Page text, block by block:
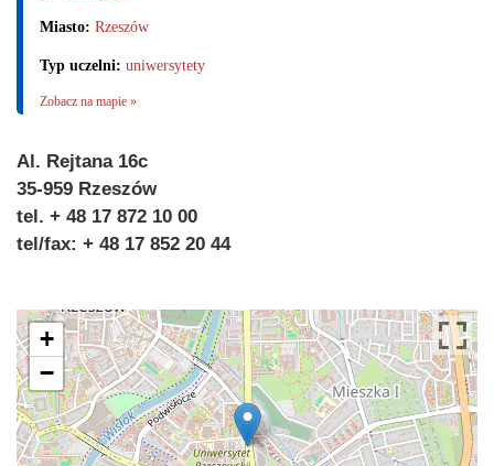
Miasto: Rzeszów
Typ uczelni: uniwersytety
Zobacz na mapie »
Al. Rejtana 16c
35-959 Rzeszów
tel. + 48 17 872 10 00
tel/fax: + 48 17 852 20 44
+
−